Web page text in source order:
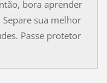
bora aprender
sua melhor
Passe protetor